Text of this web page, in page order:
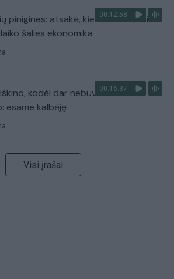
00:12:58
pinigines: atsakė, kiek vidutiniškai
šalies ekonomika
00:16:37
kodėl dar nebuvo Koalicinės
esame kalbėję
Visi įrašai